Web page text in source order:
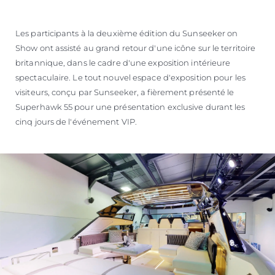
Les participants à la deuxième édition du Sunseeker on
Show ont assisté au grand retour d'une icône sur le territoire
britannique, dans le cadre d'une exposition intérieure
spectaculaire. Le tout nouvel espace d'exposition pour les
visiteurs, conçu par Sunseeker, a fièrement présenté le
Superhawk 55 pour une présentation exclusive durant les
cinq jours de l'événement VIP.